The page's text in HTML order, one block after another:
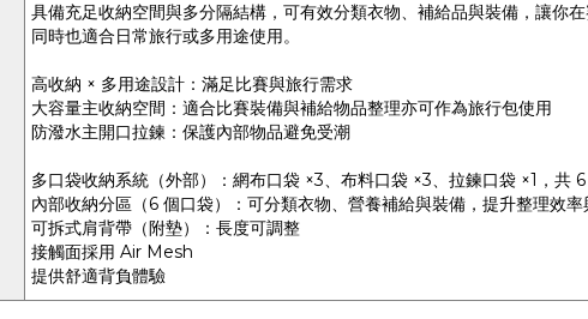
具備充足收納空間與多分隔結構，可有效分類衣物、補給品與裝備，讓你
同時也適合日常旅行或多用途使用。
高收納 × 多用途設計：滿足比賽與旅行需求
大容量主收納空間：適合比賽裝備與補給物品整理亦可作為旅行包使用
防潑水主開口拉鍊：保護內部物品避免受潮
多口袋收納系統（外部）：網布口袋 ×3、布料口袋 ×3、拉鍊口袋 ×1，共
內部收納分區（6 個口袋）：可分類衣物、營養補給與裝備，提升整理效
可拆式肩背帶（附墊）：長度可調整
接觸面採用 Air Mesh
提供舒適背負體驗